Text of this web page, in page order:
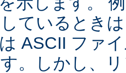
ているとき
ASCII ファ
。しかし、